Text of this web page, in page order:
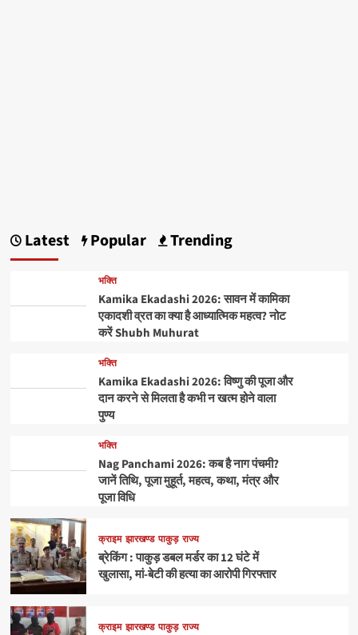
Latest Popular Trending
भक्ति
Kamika Ekadashi 2026: सावन में कामिका
एकादशी व्रत का क्या है आध्यात्मिक महत्व? नोट
करें Shubh Muhurat
भक्ति
Kamika Ekadashi 2026: विष्णु की पूजा और
दान करने से मिलता है कभी न खत्म होने वाला
पुण्य
भक्ति
Nag Panchami 2026: कब है नाग पंचमी?
जानें तिथि, पूजा मुहूर्त, महत्व, कथा, मंत्र और
पूजा विधि
क्राइम झारखण्ड पाकुड़ राज्य
ब्रेकिंग : पाकुड़ डबल मर्डर का 12 घंटे में
खुलासा, मां-बेटी की हत्या का आरोपी गिरफ्तार
क्राइम झारखण्ड पाकुड़ राज्य